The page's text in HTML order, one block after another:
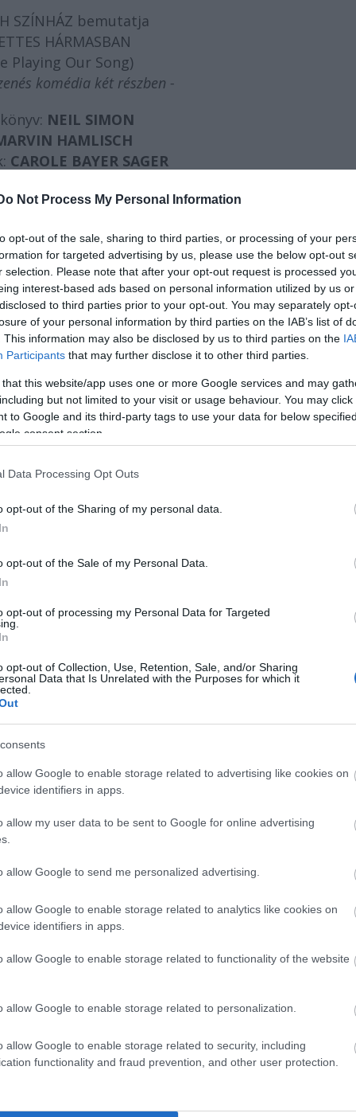
Not Process My Personal Information
opt-out of the sale, sharing to third parties, or processing of your
for targeted advertising by us, please use the below opt-out
selection. Please note that after your opt-out request is processed
interest-based ads based on personal information utilized by us
to third parties prior to your opt-out. You may separately
of your personal information by third parties on the IAB’s list of
This information may also be disclosed by us to third parties on the
Participants that may further disclose it to other third parties.
that this website/app uses one or more Google services and may
but not limited to your visit or usage behaviour. You may
to Google and its third-party tags to use your data for below
consent section.
Data Processing Opt Outs
opt-out of the Sharing of my personal data.
opt-out of the Sale of my Personal Data.
opt-out of processing my Personal Data for Targeted
opt-out of Collection, Use, Retention, Sale, and/or Sharing
Data that Is Unrelated with the Purposes for which it
allow Google to enable storage related to advertising like cookies on
identifiers in apps.
allow my user data to be sent to Google for online advertising
allow Google to send me personalized advertising.
allow Google to enable storage related to analytics like cookies on
identifiers in apps.
allow Google to enable storage related to functionality of the website
allow Google to enable storage related to personalization.
allow Google to enable storage related to security, including
functionality and fraud prevention, and other user protection.
SZÍNHÁZ bemutatja
HÁRMASBAN
Playing Our Song)
komédia két részben -
NEIL SIMON
HAMLISCH
CAROLE BAYER SAGER
/ MILLER ZOLTÁN
/ BALLA ESZTER
a Madách Színház tánckara:
Vanda, Kiss Ernő Zsolt,
Krisztián, Kun Vera,
Balázs, Tatos Linda, Vaszilenko Eugenia.
Gábor és a Madách Színház kórusa.
Kemény Gábor, Zádori László
Kovács Yvette Alida
Tibor,Zádori László
Kiss Zsolt
Szirtes Tamás
2007. április 27., 28.
mestere. Neve a színházi siker biztosítéka.
- minden létező díjjal kitüntetett -
ismert, népszerű muzsikussá avatta. A
ismerhették meg. Hite szerint a
az embereket.
humor, lélekismeret, megindítóan
amelyek minden művében magas
és Sonia, a kezdő dalszövegíró.
kezdve remekül dolgoznak együtt.
A feszültség fokozódik, ahogyan Sonia
közéjük furakodik. Így lesz a
dalai, és a Madách Színház tánckarának
sikerét.
naponta 13.00-18.30 óra között.
Erzsébet krt. 33.